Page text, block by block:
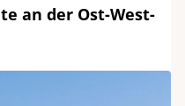
an der Ost-West-